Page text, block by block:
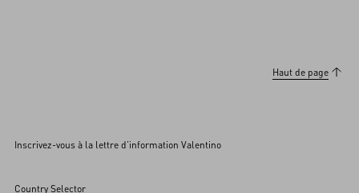
Haut de page
Inscrivez-vous à la lettre d’information Valentino
Country Selector